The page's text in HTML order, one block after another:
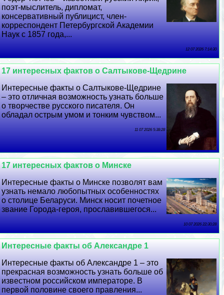
поэт-мыслитель, дипломат,
консервативный публицист, члeн-
корреспондент Петербургской Академии
Наук с 1857 года,...
12 07 2026 7:14:30
17 интересных фактов о Салтыкове-Щедрине
Интересные факты о Салтыкове-Щедрине
– это отличная возможность узнать больше
о творчестве русского писателя. Он
обладал острым умом и тонким чувством...
11 07 2026 5:38:28
17 интересных фактов о Минске
Интересные факты о Минске позволят вам
узнать немало любопытных особенностях
о столице Беларуси. Минск носит почетное
звание Города-героя, прославившегося...
10 07 2026 22:30:28
Интересные факты об Александре 1
Интересные факты об Александре 1 – это
прекрасная возможность узнать больше об
известном российском императоре. В
первой половине своего правления...